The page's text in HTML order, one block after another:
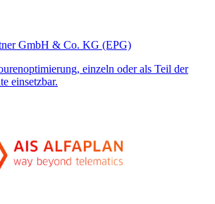
GmbH & Co. KG (EPG)
einzeln oder als Teil der
einsetzbar.